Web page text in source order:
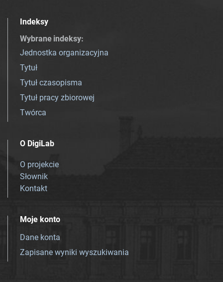
Indeksy
Wybrane indeksy:
Jednostka organizacyjna
Tytuł
Tytuł czasopisma
Tytuł pracy zbiorowej
Twórca
O DigiLab
O projekcie
Słownik
Kontakt
Moje konto
Dane konta
Zapisane wyniki wyszukiwania